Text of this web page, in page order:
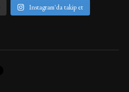
Instagram'da takip et